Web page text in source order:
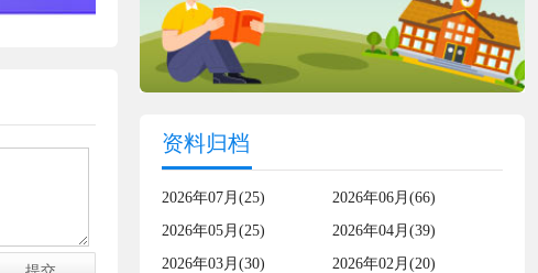
资料归档
2026年07月(25)
2026年06月(66)
2026年05月(25)
2026年04月(39)
2026年03月(30)
2026年02月(20)